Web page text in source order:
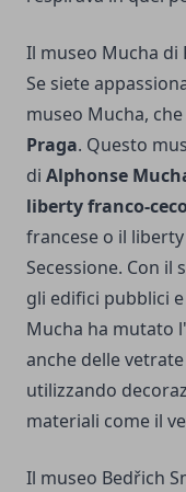
Il museo Mucha di
Se siete
museo Mucha,
Praga. Questo
di Alphonse
liberty franco-ceco
francese o il
Secessione. Con
gli edifici pubblici
Mucha ha mutato
anche delle
utilizzando
materiali come il
Il museo Bedřich